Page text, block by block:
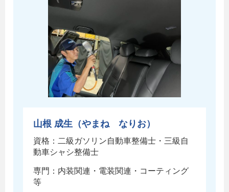
山根 成生（やまね なりお）
資格：二級ガソリン自動車整備士・三級自
動車シャシ整備士
専門：内装関連・電装関連・コーティング
等